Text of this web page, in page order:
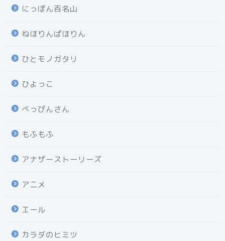
にっぽん百名山
ねほりんぱほりん
ひとモノガタリ
ひよっこ
べっぴんさん
もふもふ
アナザーストーリーズ
アニメ
エール
カラダのヒミツ